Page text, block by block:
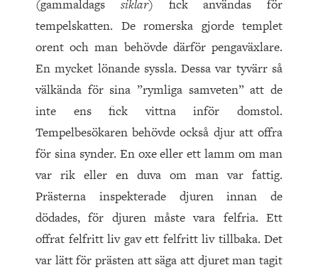
(gammaldags siklar) fick användas för
tempelskatten. De romerska gjorde templet
orent och man behövde därför pengaväxlare.
En mycket lönande syssla. Dessa var tyvärr så
välkända för sina ”rymliga samveten” att de
inte ens fick vittna inför domstol.
Tempelbesökaren behövde också djur att offra
för sina synder. En oxe eller ett lamm om man
var rik eller en duva om man var fattig.
Prästerna inspekterade djuren innan de
dödades, för djuren måste vara felfria. Ett
offrat felfritt liv gav ett felfritt liv tillbaka. Det
var lätt för prästen att säga att djuret man tagit